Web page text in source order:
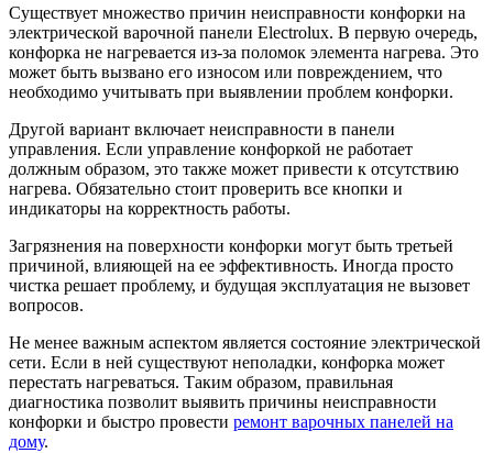
Существует множество причин неисправности конфорки на
электрической варочной панели Electrolux. В первую очередь,
конфорка не нагревается из-за поломок элемента нагрева. Это
может быть вызвано его износом или повреждением, что
необходимо учитывать при выявлении проблем конфорки.
Другой вариант включает неисправности в панели
управления. Если управление конфоркой не работает
должным образом, это также может привести к отсутствию
нагрева. Обязательно стоит проверить все кнопки и
индикаторы на корректность работы.
Загрязнения на поверхности конфорки могут быть третьей
причиной, влияющей на ее эффективность. Иногда просто
чистка решает проблему, и будущая эксплуатация не вызовет
вопросов.
Не менее важным аспектом является состояние электрической
сети. Если в ней существуют неполадки, конфорка может
перестать нагреваться. Таким образом, правильная
диагностика позволит выявить причины неисправности
конфорки и быстро провести ремонт варочных панелей на
дому.